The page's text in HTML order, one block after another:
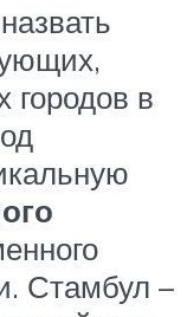
городов в
Стамбул –